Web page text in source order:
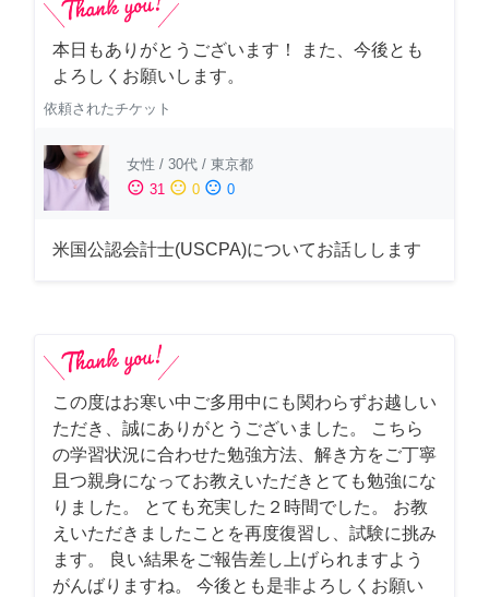
本日もありがとうございます！ また、今後とも
よろしくお願いします。
依頼されたチケット
女性 / 30代 / 東京都
sentiment_satisfied 31 sentiment_neutral 0 sentiment_dissatisfied 0
米国公認会計士(USCPA)についてお話しします
この度はお寒い中ご多用中にも関わらずお越しい
ただき、誠にありがとうございました。 こちら
の学習状況に合わせた勉強方法、解き方をご丁寧
且つ親身になってお教えいただきとても勉強にな
りました。 とても充実した２時間でした。 お教
えいただきましたことを再度復習し、試験に挑み
ます。 良い結果をご報告差し上げられますよう
がんばりますね。 今後とも是非よろしくお願い